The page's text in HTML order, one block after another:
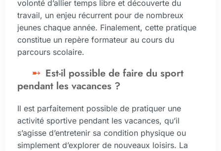
volonté d’allier temps libre et découverte du
travail, un enjeu récurrent pour de nombreux
jeunes chaque année. Finalement, cette pratique
constitue un repère formateur au cours du
parcours scolaire.
Est-il possible de faire du sport
pendant les vacances ?
Il est parfaitement possible de pratiquer une
activité sportive pendant les vacances, qu’il
s’agisse d’entretenir sa condition physique ou
simplement d’explorer de nouveaux loisirs. La